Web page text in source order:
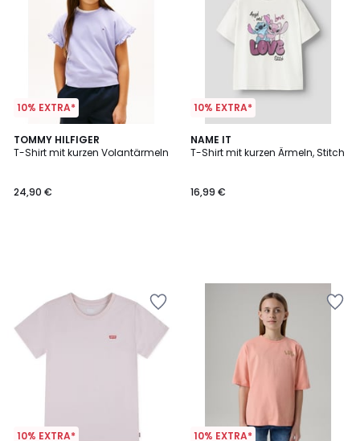
10% EXTRA*
TOMMY HILFIGER
T-Shirt mit kurzen Volantärmeln
24,90 €
10% EXTRA*
NAME IT
T-Shirt mit kurzen Ärmeln, Stitch
16,99 €
10% EXTRA* 10% EXTRA*